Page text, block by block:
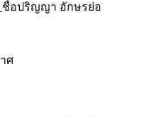
ชื่อปริญญา อักษรย่อ
ศ